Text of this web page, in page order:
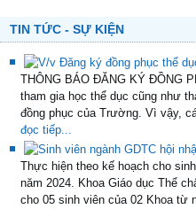
TIN TỨC - SỰ KIỆN
THÔNG BÁO ĐĂNG KÝ ĐỒNG
tham gia học thể dục cũng như
đồng phục của Trường. Vì vậy,
đọc tiếp...
Thực hiện theo kế hoạch cho
năm 2024. Khoa Giáo dục Thể
cho 05 sinh viên của 02 Khoa từ